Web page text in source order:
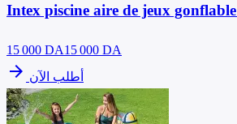
Intex piscine aire de jeux
15 000 DA15 000 DA
arrow_forward أطلب الآن